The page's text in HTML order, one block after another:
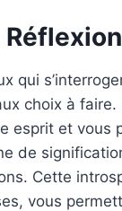
qui
choix à
esprit et vous
de
Cette
vous